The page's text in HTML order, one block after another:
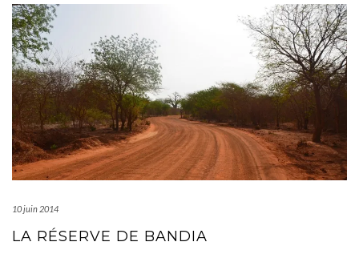
10 juin 2014
LA RÉSERVE DE BANDIA